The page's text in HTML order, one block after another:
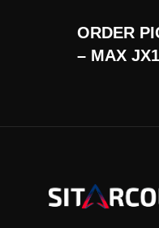
ORDER
– MAX JX1